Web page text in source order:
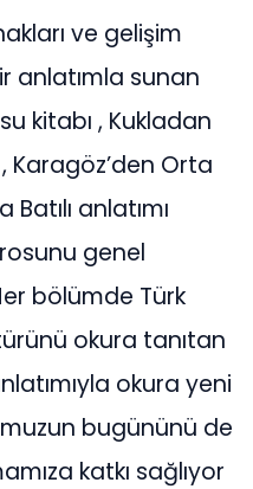
ve gelişim
anlatımla sunan
kitabı , Kukladan
Karagöz’den Orta
Batılı anlatımı
genel
bölümde Türk
okura tanıtan
okura yeni
bugününü de
katkı sağlıyor